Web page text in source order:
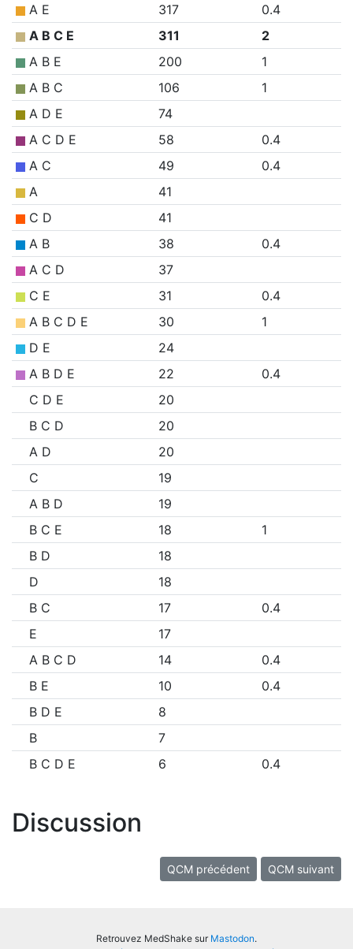
A E
317
0.4
A B C E
311
2
A B E
200
1
A B C
106
1
A D E
74
A C D E
58
0.4
A C
49
0.4
A
41
C D
41
A B
38
0.4
A C D
37
C E
31
0.4
A B C D E
30
1
D E
24
A B D E
22
0.4
C D E
20
B C D
20
A D
20
C
19
A B D
19
B C E
18
1
B D
18
D
18
B C
17
0.4
E
17
A B C D
14
0.4
B E
10
0.4
B D E
8
B
7
B C D E
6 0.4
Discussion
QCM précédent QCM suivant
Retrouvez MedShake sur Mastodon.